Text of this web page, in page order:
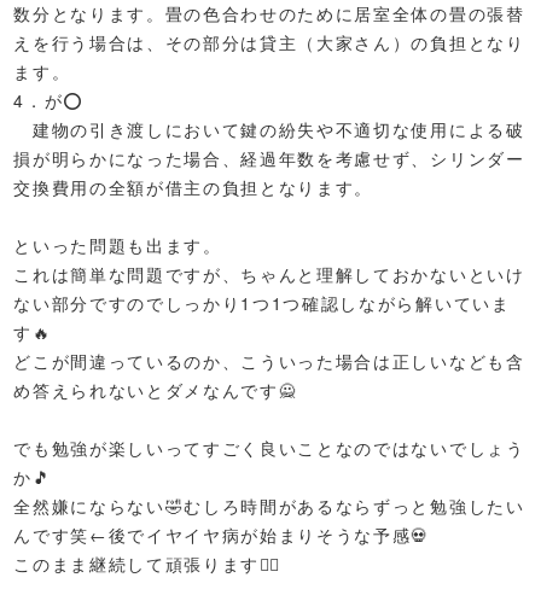
数分となります。畳の色合わせのために居室全体の畳の張替
えを行う場合は、その部分は貸主（大家さん）の負担となり
ます。
4．が⭕️
建物の引き渡しにおいて鍵の紛失や不適切な使用による破
損が明らかになった場合、経過年数を考慮せず、シリンダー
交換費用の全額が借主の負担となります。
といった問題も出ます。
これは簡単な問題ですが、ちゃんと理解しておかないといけ
ない部分ですのでしっかり1つ1つ確認しながら解いていま
す🔥
どこが間違っているのか、こういった場合は正しいなども含
め答えられないとダメなんです🙅
でも勉強が楽しいってすごく良いことなのではないでしょう
か🎵
全然嫌にならない🤣むしろ時間があるならずっと勉強したい
んです笑←後でイヤイヤ病が始まりそうな予感💀
このまま継続して頑張ります❤️‍🔥